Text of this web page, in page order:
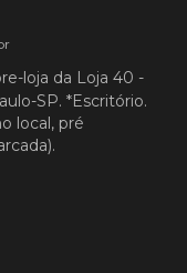
loja da Loja 40 -
SP. *Escritório.
local, pré